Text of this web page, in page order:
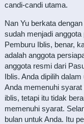
candi-candi utama.
Nan Yu berkata
sudah menjadi
Pemburu Iblis, benar,
adalah anggota
anggota resmi dari
Iblis. Anda dipilih
Anda memenuhi
iblis, tetapi itu tidak
memenuhi syarat.
bulan untuk Anda. Itu